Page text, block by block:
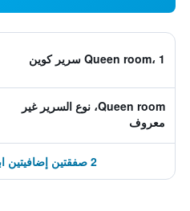
Queen room، 1 سرير كوين
Queen room، نوع السرير غير
معروف
2 صفقتين إضافيتين ابتداءً من 423 ﷼